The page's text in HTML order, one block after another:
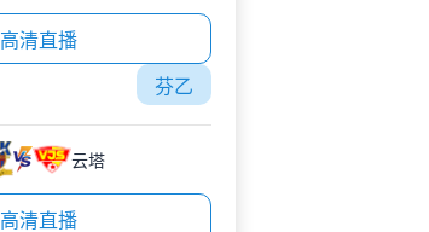
高清直播
芬乙
云塔
高清直播